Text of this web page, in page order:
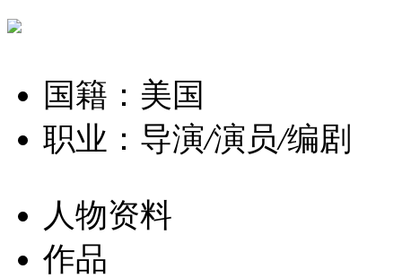
国籍：美国
职业：导演/演员/编剧
人物资料
作品